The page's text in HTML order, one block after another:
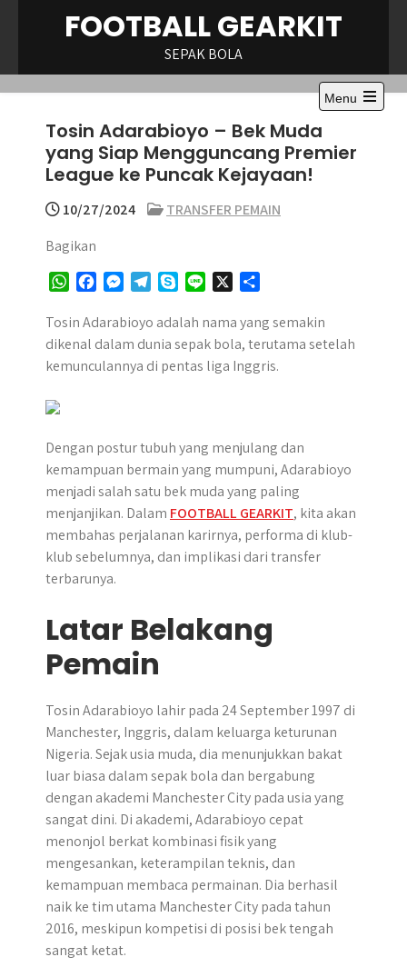
FOOTBALL GEARKIT
SEPAK BOLA
Menu
Tosin Adarabioyo – Bek Muda
yang Siap Mengguncang Premier
League ke Puncak Kejayaan!
10/27/2024
TRANSFER PEMAIN
Bagikan
W
a
t
s
c
e
b
s
s
e
r
l
e
g
y
p
e
n
e
a
r
e
Tosin Adarabioyo adalah nama yang semakin
dikenal dalam dunia sepak bola, terutama setelah
kemunculannya di pentas liga Inggris.
Dengan postur tubuh yang menjulang dan
kemampuan bermain yang mumpuni, Adarabioyo
menjadi salah satu bek muda yang paling
menjanjikan. Dalam FOOTBALL GEARKIT, kita akan
membahas perjalanan karirnya, performa di klub-
klub sebelumnya, dan implikasi dari transfer
terbarunya.
Latar Belakang
Pemain
Tosin Adarabioyo lahir pada 24 September 1997 di
Manchester, Inggris, dalam keluarga keturunan
Nigeria. Sejak usia muda, dia menunjukkan bakat
luar biasa dalam sepak bola dan bergabung
dengan akademi Manchester City pada usia yang
sangat dini. Di akademi, Adarabioyo cepat
menonjol berkat kombinasi fisik yang
mengesankan, keterampilan teknis, dan
kemampuan membaca permainan. Dia berhasil
naik ke tim utama Manchester City pada tahun
2016, meskipun kompetisi di posisi bek tengah
sangat ketat.